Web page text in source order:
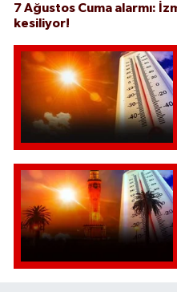
7 Ağustos Cuma alarmı:
kesiliyor!